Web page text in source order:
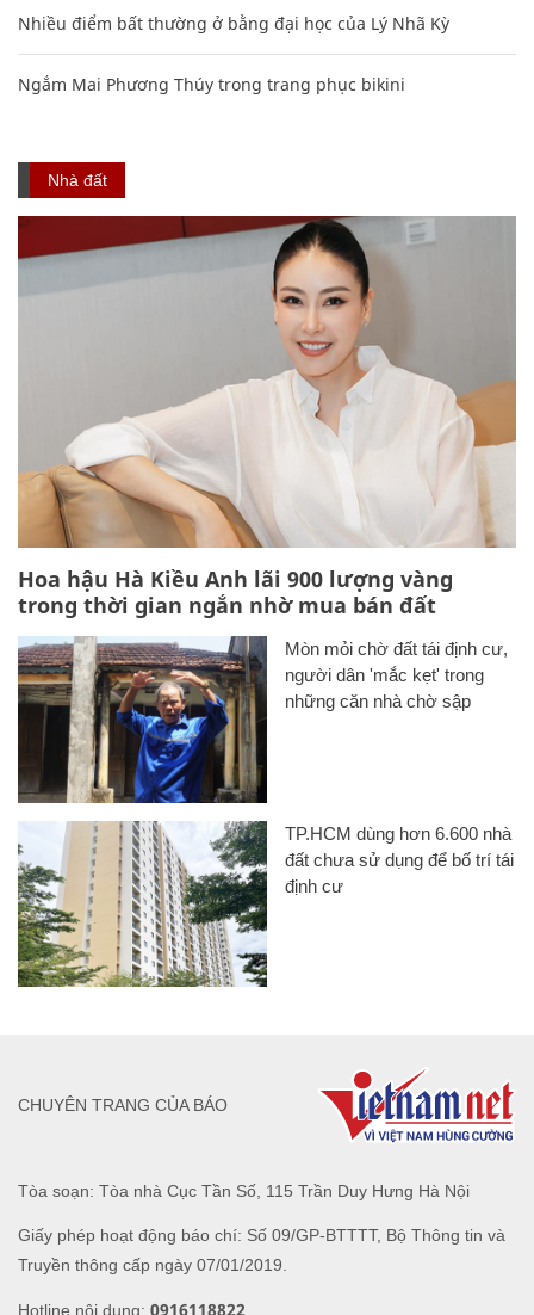
Nhiều điểm bất thường ở bằng đại học của Lý Nhã Kỳ
Ngắm Mai Phương Thúy trong trang phục bikini
Nhà đất
Hoa hậu Hà Kiều Anh lãi 900 lượng vàng
trong thời gian ngắn nhờ mua bán đất
Mòn mỏi chờ đất tái định cư,
người dân 'mắc kẹt' trong
những căn nhà chờ sập
TP.HCM dùng hơn 6.600 nhà
đất chưa sử dụng để bố trí tái
định cư
Tòa soạn: Tòa nhà Cục Tần Số, 115 Trần Duy Hưng Hà Nội
Giấy phép hoạt động báo chí: Số 09/GP-BTTTT, Bộ Thông tin và
Truyền thông cấp ngày 07/01/2019.
Hotline nội dung: 0916118822
CHUYÊN TRANG CỦA BÁO